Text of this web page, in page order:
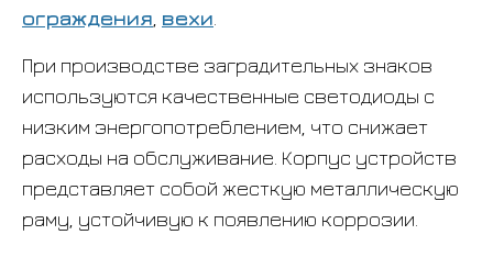
ограждения вехи
При производстве заградительных знаков
используются качественные светодиоды с
низким энергопотреблением, что снижает
расходы на обслуживание. Корпус устройств
представляет собой жесткую металлическую
раму, устойчивую к появлению коррозии.